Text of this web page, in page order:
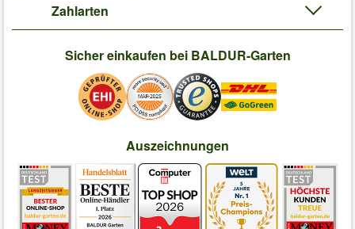
Zahlarten
Sicher einkaufen bei BALDUR-Garten
Auszeichnungen